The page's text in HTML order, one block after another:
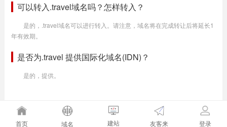
可以转入.travel域名吗？怎样转入？
是的，.travel域名可以进行转入。请注意，域名将在完成转让后将延长1
年有效期。
是否为.travel 提供国际化域名(IDN)？
是的，提供。
首页 域名 建站 友客来 登录